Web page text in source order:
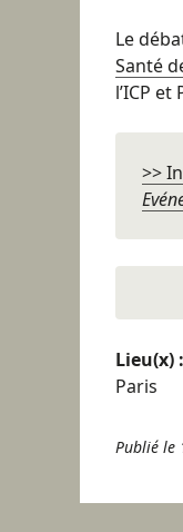
Le
Santé
l’ICP
>>
Lieu(x) :
Paris
Publié le